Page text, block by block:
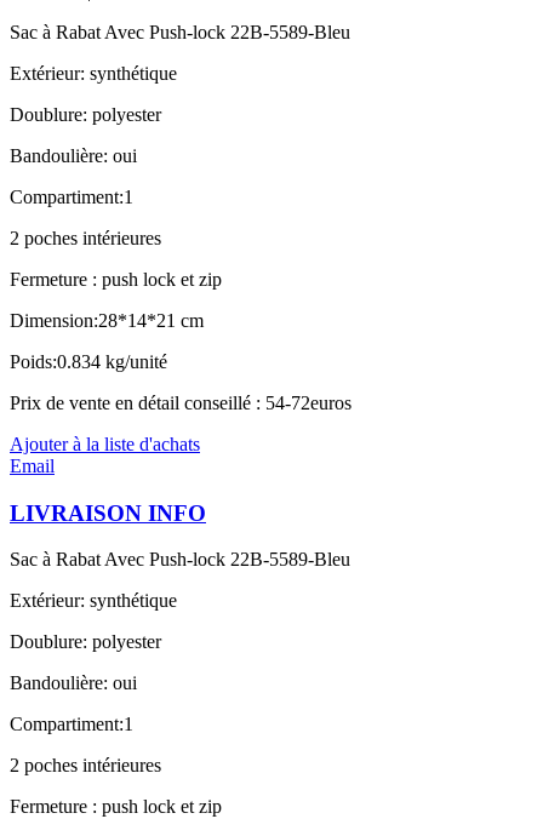
Sac à Rabat Avec Push-lock 22B-5589-Bleu
Extérieur: synthétique
Doublure: polyester
Bandoulière: oui
Compartiment:1
2 poches intérieures
Fermeture : push lock et zip
Dimension:28*14*21 cm
Poids:0.834 kg/unité
Prix de vente en détail conseillé : 54-72euros
Ajouter à la liste d'achats
Email
LIVRAISON INFO
Sac à Rabat Avec Push-lock 22B-5589-Bleu
Extérieur: synthétique
Doublure: polyester
Bandoulière: oui
Compartiment:1
2 poches intérieures
Fermeture : push lock et zip